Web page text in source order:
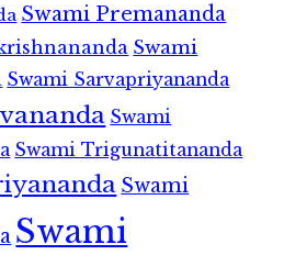
Swami Premananda
Swami
Swami Sarvapriyananda
Swami
Swami Trigunatitananda
Swami
Swami